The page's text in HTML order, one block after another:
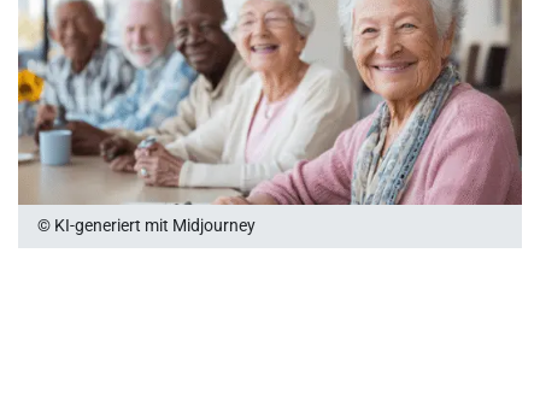
© KI-generiert mit Midjourney